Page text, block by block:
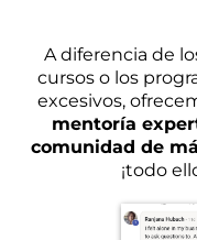
A diferencia de
cursos o los
excesivos,
mentoría
comunidad de
¡todo